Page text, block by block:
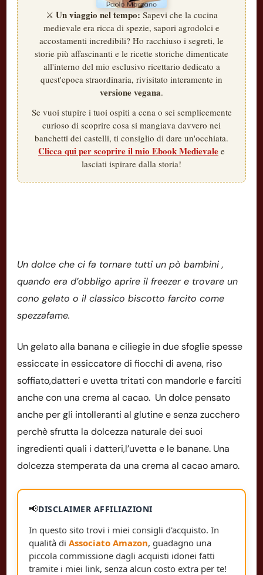
⚔️ Un viaggio nel tempo: Sapevi che la cucina
medievale era ricca di spezie, sapori agrodolci e
accostamenti incredibili? Ho racchiuso i segreti, le
storie più affascinanti e le ricette storiche dimenticate
all'interno del mio esclusivo ricettario dedicato a
quest'epoca straordinaria, rivisitato interamente in
versione vegana.
Se vuoi stupire i tuoi ospiti a cena o sei semplicemente
curioso di scoprire cosa si mangiava davvero nei
banchetti dei castelli, ti consiglio di dare un'occhiata.
Clicca qui per scoprire il mio Ebook Medievale e
lasciati ispirare dalla storia!
Un dolce che ci fa tornare tutti un pò bambini ,
quando era d’obbligo aprire il freezer e trovare un
cono gelato o il classico biscotto farcito come
spezzafame.
Un gelato alla banana e ciliegie in due sfoglie spesse
essiccate in essiccatore di fiocchi di avena, riso
soffiato,datteri e uvetta tritati con mandorle e farciti
anche con una crema al cacao. Un dolce pensato
anche per gli intolleranti al glutine e senza zucchero
perchè sfrutta la dolcezza naturale dei suoi
ingredienti quali i datteri,l’uvetta e le banane. Una
dolcezza stemperata da una crema al cacao amaro.
📢DISCLAIMER AFFILIAZIONI
In questo sito trovi i miei consigli d'acquisto. In
qualità di Associato Amazon, guadagno una
piccola commissione dagli acquisti idonei fatti
tramite i miei link, senza alcun costo extra per te!